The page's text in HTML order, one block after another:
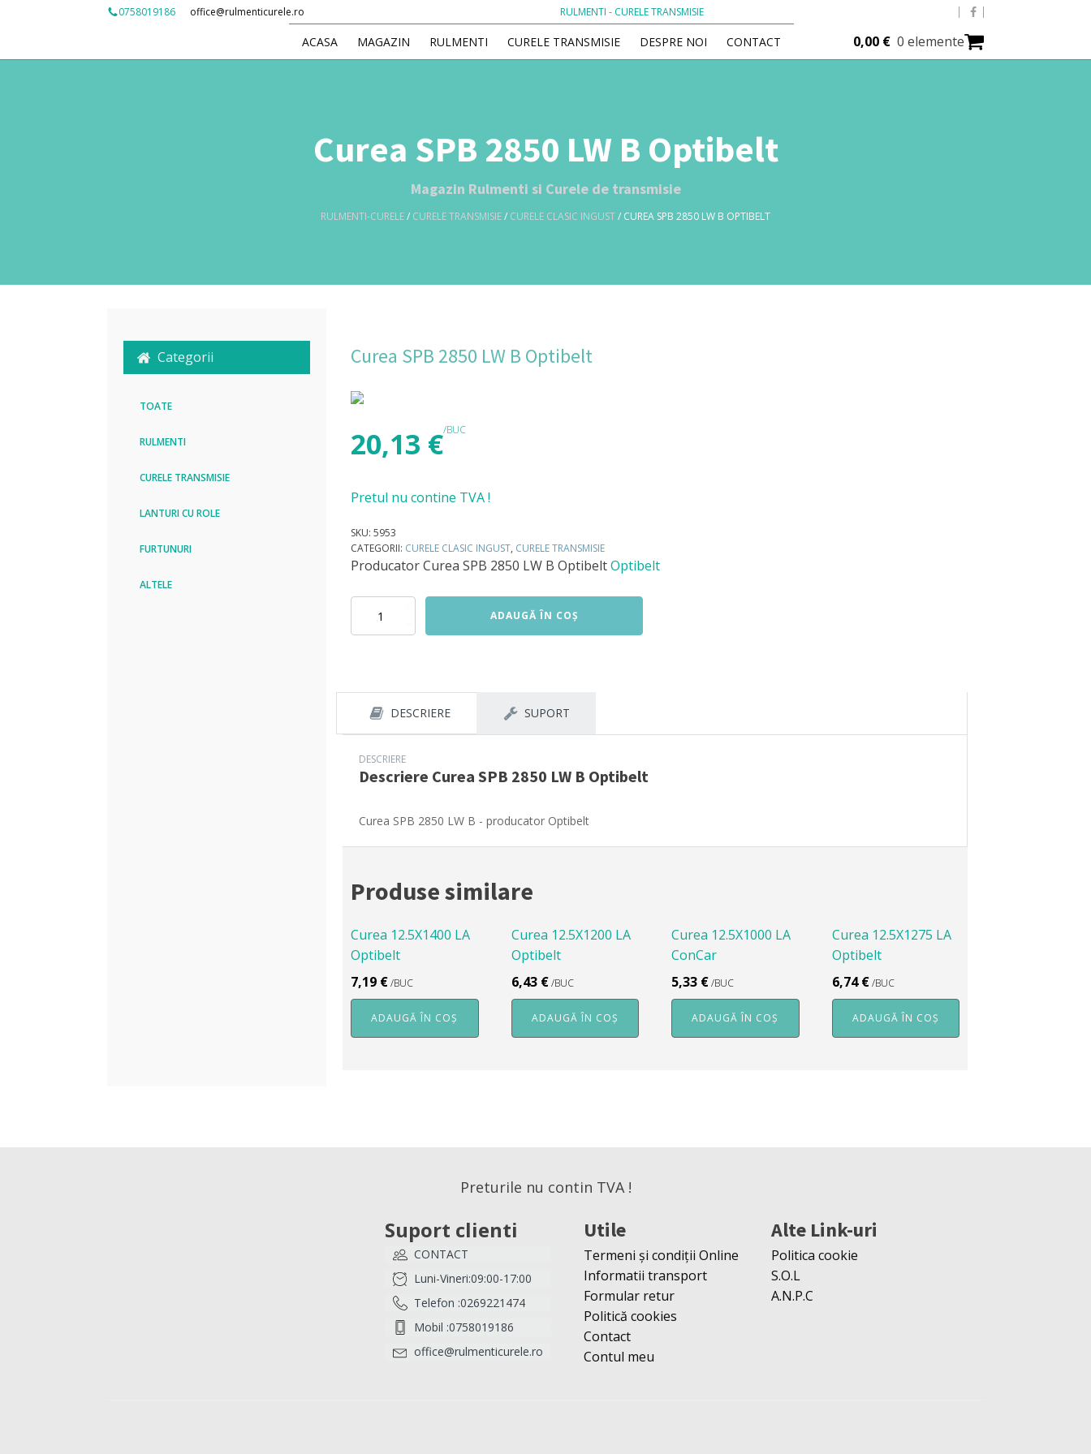
0758019186 office@rulmenticurele.ro RULMENTI - CURELE TRANSMISIE
ACASA MAGAZIN RULMENTI CURELE TRANSMISIE DESPRE NOI CONTACT 0,00 € 0 elemente
Curea SPB 2850 LW B Optibelt
Magazin Rulmenti si Curele de transmisie
RULMENTI-CURELE/ CURELE TRANSMISIE/ CURELE CLASIC INGUST/ CUREA SPB 2850 LW B OPTIBELT
Categorii
TOATE
RULMENTI
CURELE TRANSMISIE
LANTURI CU ROLE
FURTUNURI
ALTELE
Curea SPB 2850 LW B Optibelt
20,13 €/BUC
Pretul nu contine TVA !
SKU: 5953
CATEGORII: CURELE CLASIC INGUST, CURELE TRANSMISIE
ProducatorCurea SPB 2850 LW B OptibeltOptibelt
Cantitate
ADAUGĂ ÎN COȘ
DESCRIERE SUPORT
DESCRIERE
Descriere Curea SPB 2850 LW B Optibelt
Curea SPB 2850 LW B - producator Optibelt
Produse similare
Curea 12.5X1400 LA
Optibelt
7,19 €/BUC
ADAUGĂ ÎN COȘ
Curea 12.5X1200 LA
Optibelt
6,43 €/BUC
ADAUGĂ ÎN COȘ
Curea 12.5X1000 LA
ConCar
5,33 €/BUC
ADAUGĂ ÎN COȘ
Curea 12.5X1275 LA
Optibelt
6,74€/BUC
ADAUGĂ ÎN COȘ
Preturile nu contin TVA !
Suport clienti
CONTACT
Luni-Vineri:09:00-17:00
Telefon :0269221474
Mobil :0758019186
office@rulmenticurele.ro
Utile
Termeni și condiții Online
Informatii transport
Formular retur
Politică cookies
Contact
Contul meu
Alte Link-uri
Politica cookie
S.O.L
A.N.P.C